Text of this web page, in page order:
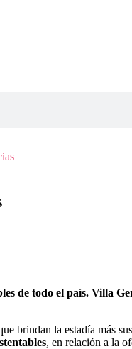
de todo el país. Villa
brindan la estadía más
, en relación a la